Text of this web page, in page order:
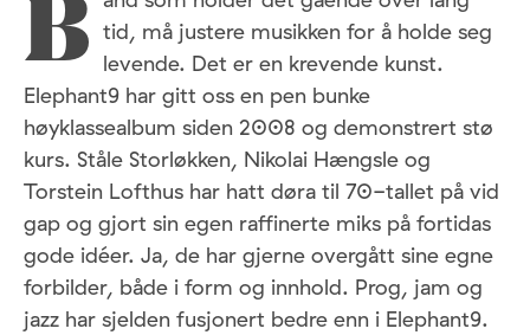
B tid, må justere musikken for å holde seg
levende. Det er en krevende kunst.
Elephant9 har gitt oss en pen bunke
høyklassealbum siden 2008 og demonstrert stø
kurs. Ståle Storløkken, Nikolai Hængsle og
Torstein Lofthus har hatt døra til 70-tallet på vid
gap og gjort sin egen raffinerte miks på fortidas
gode idéer. Ja, de har gjerne overgått sine egne
forbilder, både i form og innhold. Prog, jam og
jazz har sjelden fusjonert bedre enn i Elephant9.